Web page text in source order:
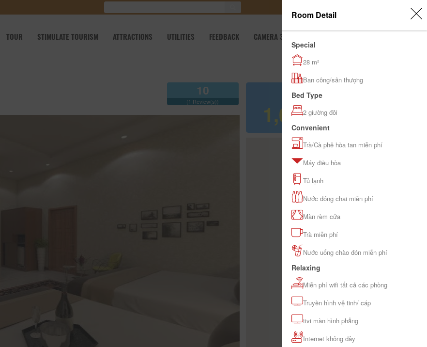
TOUR STIMULATE TOURISM ATTRACTIONS UTILITIES FEEDBACK CAMERA 360
10
(1 Review(s))
Refer price
1,000,000 đ
Room Detail
Special
28 m²
Ban công/sân thượng
Bed Type
2 giường đôi
Convenient
Trà/Cà phê hòa tan miễn phí
Máy điều hòa
Tủ lạnh
Nước đóng chai miễn phí
Màn rèm cửa
Trà miễn phí
Nước uống chào đón miễn phí
Relaxing
Miễn phí wifi tất cả các phòng
Truyền hình vệ tinh/ cáp
tivi màn hình phẳng
Internet không dây